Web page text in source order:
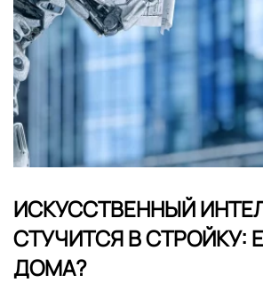
ИСКУССТВЕННЫЙ
СТУЧИТСЯ В СТРОЙКУ:
ДОМА?